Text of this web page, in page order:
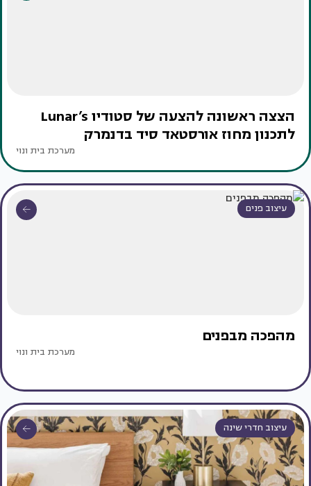
הצצה ראשונה להצעה של סטודיו Lunar’s
לתכנון מחוז אורסטאד סיד בדנמרק
מערכת בית ונוי
עיצוב פנים
מהפכה מבפנים
מערכת בית ונוי
עיצוב חדרי שינה